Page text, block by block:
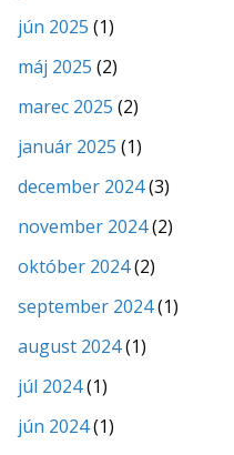
jún 2025 (1)
máj 2025 (2)
marec 2025 (2)
január 2025 (1)
december 2024(3)
november 2024(2)
október 2024(2)
september 2024(1)
august 2024(1)
júl 2024(1)
jún 2024(1)